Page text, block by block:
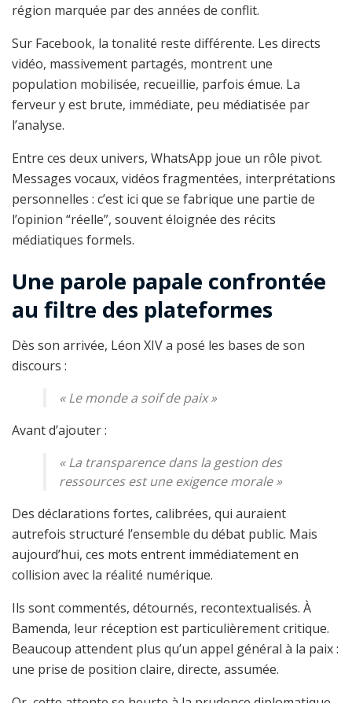
région marquée par des années de conflit.
Sur Facebook, la tonalité reste différente. Les directs
vidéo, massivement partagés, montrent une
population mobilisée, recueillie, parfois émue. La
ferveur y est brute, immédiate, peu médiatisée par
l’analyse.
Entre ces deux univers, WhatsApp joue un rôle pivot.
Messages vocaux, vidéos fragmentées, interprétations
personnelles : c’est ici que se fabrique une partie de
l’opinion “réelle”, souvent éloignée des récits
médiatiques formels.
Une parole papale confrontée
au filtre des plateformes
Dès son arrivée, Léon XIV a posé les bases de son
discours :
«Le monde a soif de paix»
Avant d’ajouter :
«La transparence dans la gestion des
ressources est une exigence morale»
Des déclarations fortes, calibrées, qui auraient
autrefois structuré l’ensemble du débat public. Mais
aujourd’hui, ces mots entrent immédiatement en
collision avec la réalité numérique.
Ils sont commentés, détournés, recontextualisés. À
Bamenda, leur réception est particulièrement critique.
Beaucoup attendent plus qu’un appel général à la paix :
une prise de position claire, directe, assumée.